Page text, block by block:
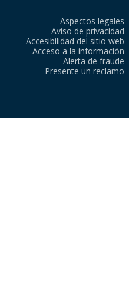
Aspectos legales
Aviso de privacidad
Accesibilidad del sitio web
Acceso a la información
Alerta de fraude
Presente un reclamo